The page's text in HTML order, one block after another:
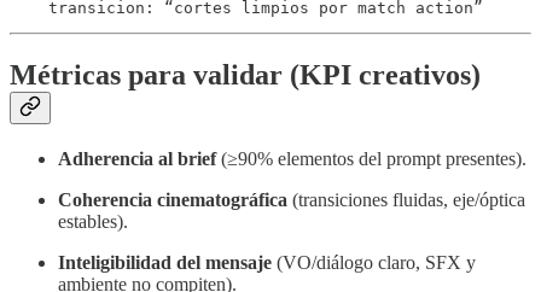
Métricas para validar (KPI creativos)
Adherencia al brief(≥90% elementos del prompt presentes).
Coherencia cinematográfica (transiciones fluidas, eje/óptica
estables).
Inteligibilidad del mensaje (VO/diálogo claro, SFX y
ambiente no compiten).